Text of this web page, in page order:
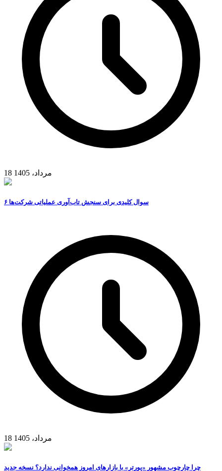
18 مرداد، 1405
۶ سوال کلیدی برای سنجش تاب‌آوری عملیاتی شرکت‌ها
18 مرداد، 1405
چرا چارچوب مشهور «پورتر» با بازارهای امروز همخوانی ندارد؟ نسخه جدید